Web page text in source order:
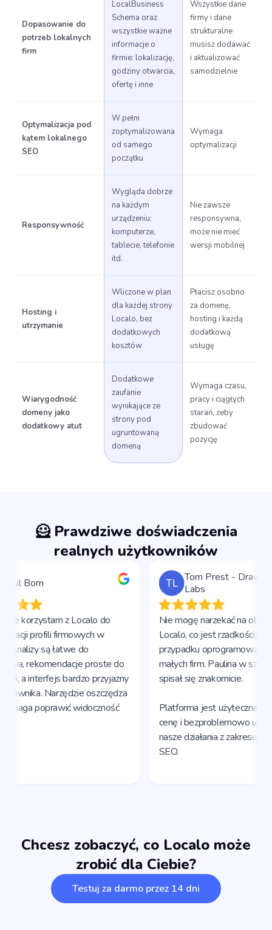
Dopasowanie do
potrzeb lokalnych
firm
LocalBusiness
Schema oraz
wszystkie ważne
informacje o
firmie: lokalizację,
godziny otwarcia,
ofertę i inne
Wszystkie dane
firmy i dane
strukturalne
musisz dodawać
i aktualizować
samodzielnie
Optymalizacja pod
kątem lokalnego
SEO
W pełni
zoptymalizowana
od samego
początku
Wymaga
optymalizacji
Responsywność
Wygląda dobrze
na każdym
urządzeniu:
komputerze,
tablecie, telefonie
itd.
Nie zawsze
responsywna,
może nie mieć
wersji mobilnej
Hosting i
utrzymanie
Wliczone w plan
dla każdej strony
Localo, bez
dodatkowych
kosztów
Płacisz osobno
za domenę,
hosting i każdą
dodatkową
usługę
Wiarygodność
domeny jako
dodatkowy atut
Dodatkowe
zaufanie
wynikające ze
strony pod
ugruntowaną
domeną
Wymaga czasu,
pracy i ciągłych
starań, żeby
zbudować
pozycję
🦸 Prawdziwe doświadczenia
realnych użytkowników
Chcesz zobaczyć, co Localo może
zrobić dla Ciebie?
Testuj za darmo przez 14 dni